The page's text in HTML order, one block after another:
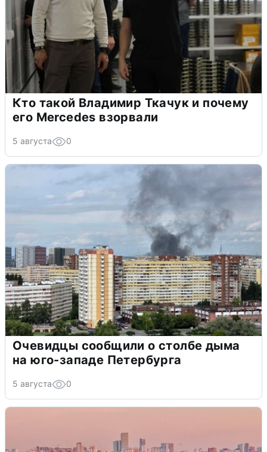
Кто такой Владимир Ткачук и почему
его Mercedes взорвали
5 августа 0
Очевидцы сообщили о столбе дыма
на юго-западе Петербурга
5 августа 0